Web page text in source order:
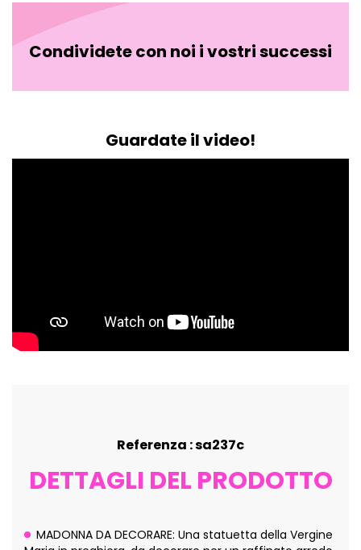
Condividete con noi i vostri successi
Guardate il video!
Referenza : sa237c
DETTAGLI DEL PRODOTTO
MADONNA DA DECORARE: Una statuetta della Vergine